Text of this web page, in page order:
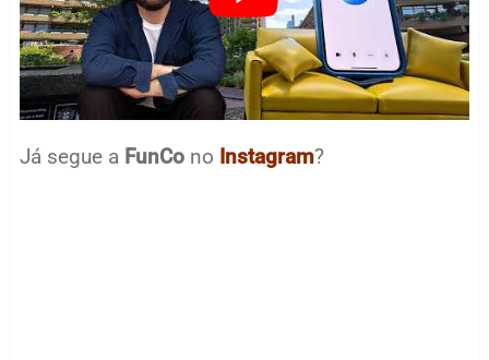
Já segue a FunCono Instagram?